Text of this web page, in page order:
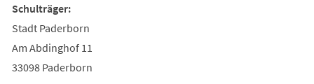
Schulträger:
Stadt Paderborn
Am Abdinghof 11
33098 Paderborn